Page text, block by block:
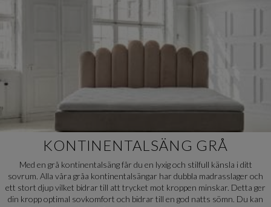
KONTINENTALSÄNG GRÅ
Med en grå kontinentalsäng får du en lyxig och stilfull känsla i ditt
sovrum. Alla våra gråa kontinentalsängar har dubbla madrasslager och
ett stort djup vilket bidrar till att trycket mot kroppen minskar. Detta ger
din kropp optimal sovkomfort och bidrar till en god natts sömn. Du kan